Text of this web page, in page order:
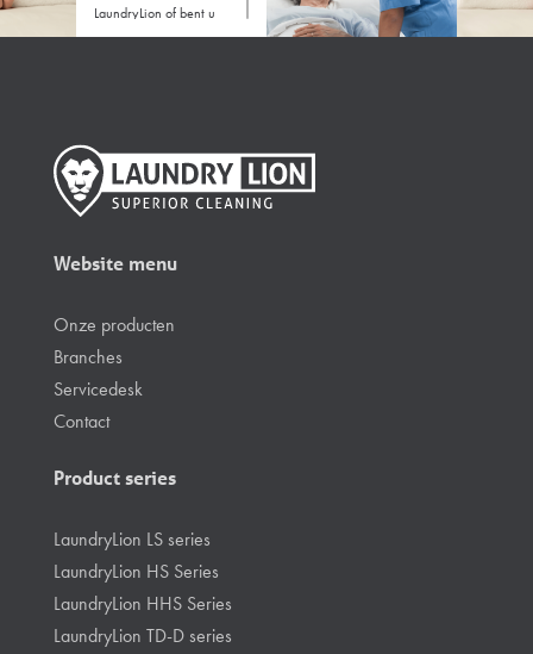
LaundryLion of bent u
benieuwd welke
of bellen naar +31 88
5286300
Website menu
Onze producten
Branches
Servicedesk
Contact
Product series
LaundryLion LS series
LaundryLion HS Series
LaundryLion HHS Series
LaundryLion TD-D series